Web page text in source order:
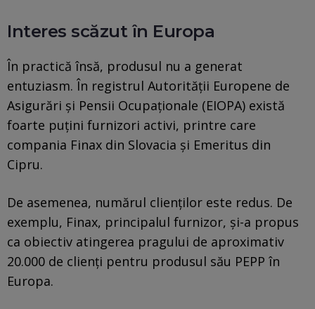
Interes scăzut în Europa
În practică însă, produsul nu a generat
entuziasm. În registrul Autorității Europene de
Asigurări și Pensii Ocupaționale (EIOPA) există
foarte puțini furnizori activi, printre care
compania Finax din Slovacia și Emeritus din
Cipru.
De asemenea, numărul clienților este redus. De
exemplu, Finax, principalul furnizor, și-a propus
ca obiectiv atingerea pragului de aproximativ
20.000 de clienți pentru produsul său PEPP în
Europa.